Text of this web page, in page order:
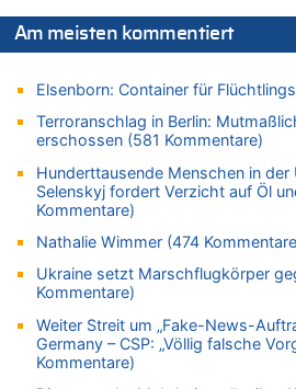
08.08.2026 - 15:34 von JoKrings zu
Leipzig, Mechernich und die Frage:
08.08.2026 - 15:32 von 5/11 zu
Mehrere Menschen in Londons City
08.08.2026 - 15:19 von Guido
Leipzig, Mechernich und die Frage:
Drohnen mit Strengstoff? War es
Belgier knackt Jackpot bei Lotterie
mehr als 111 Millionen €
08.08.2026 - 14:47 von Peer
Leipzig, Mechernich und die Frage:
Drohnen mit Strengstoff? War es
08.08.2026 - 14:29 von Achso Dax zu
Am meisten kommentiert
Elsenborn: Container für
Terroranschlag in Berlin:
erschossen (581 Kommentare)
Hunderttausende Menschen in der
Selenskyj fordert Verzicht auf Öl
Kommentare)
Nathalie Wimmer (474
Ukraine setzt Marschflugkörper
Kommentare)
Weiter Streit um „Fake-News-
Germany – CSP: „Völlig falsche
Kommentare)